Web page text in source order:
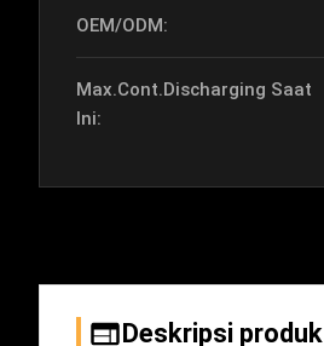
OEM/ODM:
Max.Cont.Discharging Saat
Ini:
Deskripsi produk